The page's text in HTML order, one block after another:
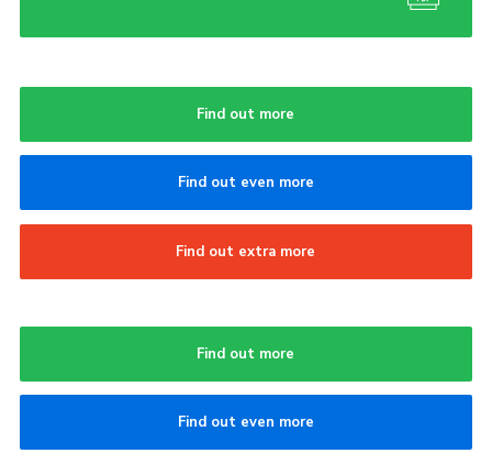
Find out more
Find out even more
Find out extra more
Find out more
Find out even more